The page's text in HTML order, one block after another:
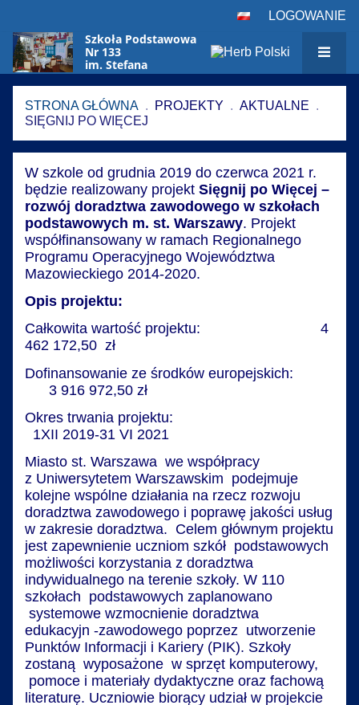
LOGOWANIE
Szkoła Podstawowa
Nr 133
im. Stefana
Czarnieckiego
w Warszawie
STRONA GŁÓWNA . PROJEKTY . AKTUALNE .
SIĘGNIJ PO WIĘCEJ
Sięgnij
po
Więcej
W szkole od grudnia 2019 do czerwca 2021 r.
będzie realizowany projekt Sięgnij po Więcej –
rozwój doradztwa zawodowego w szkołach
podstawowych m. st. Warszawy. Projekt
współfinansowany w ramach Regionalnego
Programu Operacyjnego Województwa
Mazowieckiego 2014-2020.
Opis projektu:
Całkowita wartość projektu: 4
462 172,50 zł
Dofinansowanie ze środków europejskich:
3 916 972,50 zł
Okres trwania projektu:
1XII 2019-31 VI 2021
Miasto st. Warszawa we współpracy
z Uniwersytetem Warszawskim podejmuje
kolejne wspólne działania na rzecz rozwoju
doradztwa zawodowego i poprawę jakości usług
w zakresie doradztwa. Celem głównym projektu
jest zapewnienie uczniom szkół podstawowych
możliwości korzystania z doradztwa
indywidualnego na terenie szkoły. W 110
szkołach podstawowych zaplanowano
systemowe wzmocnienie doradztwa
edukacyjn -zawodowego poprzez utworzenie
Punktów Informacji i Kariery (PIK). Szkoły
zostaną wyposażone w sprzęt komputerowy,
pomoce i materiały dydaktyczne oraz fachową
literaturę. Uczniowie biorący udział w projekcie